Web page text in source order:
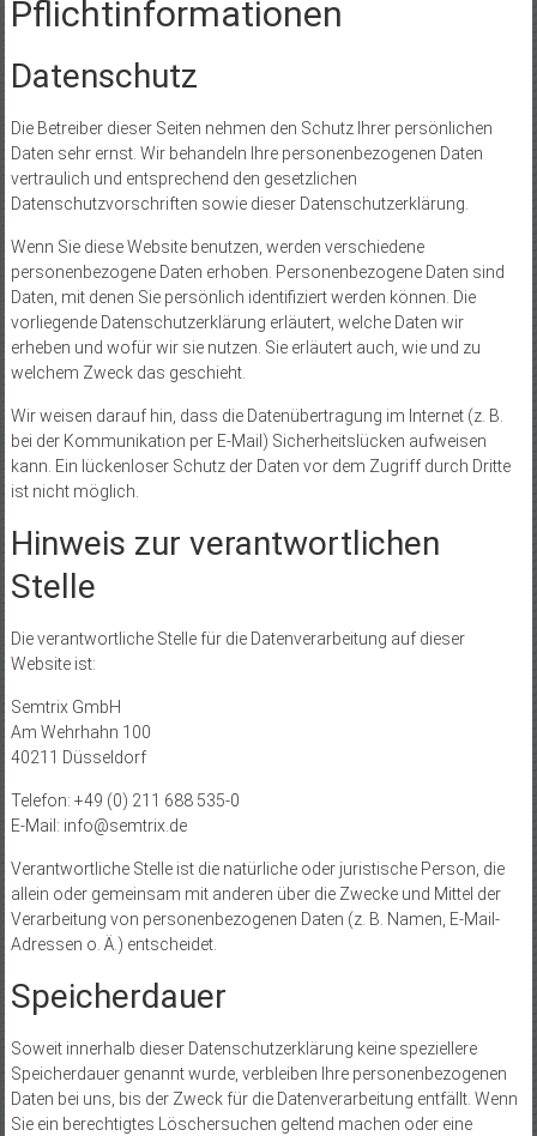
Pflicht­informationen
Datenschutz
Die Betreiber dieser Seiten nehmen den Schutz Ihrer persönlichen
Daten sehr ernst. Wir behandeln Ihre personenbezogenen Daten
vertraulich und entsprechend den gesetzlichen
Datenschutzvorschriften sowie dieser Datenschutzerklärung.
Wenn Sie diese Website benutzen, werden verschiedene
personenbezogene Daten erhoben. Personenbezogene Daten sind
Daten, mit denen Sie persönlich identifiziert werden können. Die
vorliegende Datenschutzerklärung erläutert, welche Daten wir
erheben und wofür wir sie nutzen. Sie erläutert auch, wie und zu
welchem Zweck das geschieht.
Wir weisen darauf hin, dass die Datenübertragung im Internet (z. B.
bei der Kommunikation per E-Mail) Sicherheitslücken aufweisen
kann. Ein lückenloser Schutz der Daten vor dem Zugriff durch Dritte
ist nicht möglich.
Hinweis zur verantwortlichen
Stelle
Die verantwortliche Stelle für die Datenverarbeitung auf dieser
Website ist:
Semtrix GmbH
Am Wehrhahn 100
40211 Düsseldorf
Telefon: +49 (0) 211 688 535-0
E-Mail: info@semtrix.de
Verantwortliche Stelle ist die natürliche oder juristische Person, die
allein oder gemeinsam mit anderen über die Zwecke und Mittel der
Verarbeitung von personenbezogenen Daten (z. B. Namen, E-Mail-
Adressen o. Ä.) entscheidet.
Speicherdauer
Soweit innerhalb dieser Datenschutzerklärung keine speziellere
Speicherdauer genannt wurde, verbleiben Ihre personenbezogenen
Daten bei uns, bis der Zweck für die Datenverarbeitung entfällt. Wenn
Sie ein berechtigtes Löschersuchen geltend machen oder eine